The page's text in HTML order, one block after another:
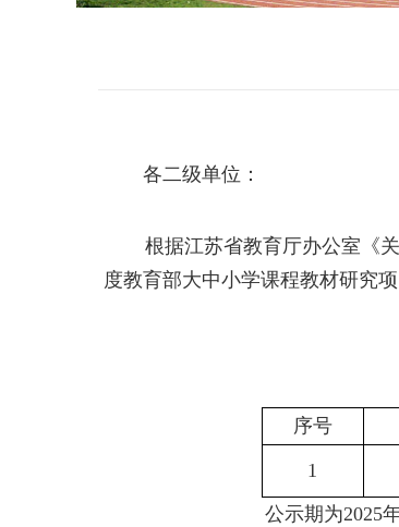
各二级单位：
根据江苏省教育厅办公室 《
度教育部大中小学课程教材研究
序号
1
公示期为2025